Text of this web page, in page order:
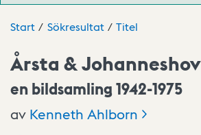
Start Sökresultat Titel
Årsta & Johanneshov
en bildsamling 1942-1975
av Kenneth Ahlborn